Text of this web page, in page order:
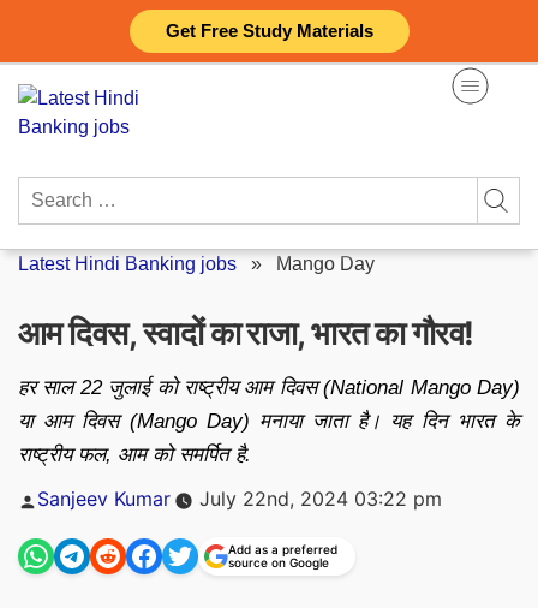
Get Free Study Materials
content
Search
Latest Hindi Banking jobs » Mango Day
आम दिवस, स्वादों का राजा, भारत का गौरव!
हर साल 22 जुलाई को राष्ट्रीय आम दिवस (National Mango Day)
या आम दिवस (Mango Day) मनाया जाता है। यह दिन भारत के
राष्ट्रीय फल, आम को समर्पित है.
Posted
Sanjeev Kumar July 22nd, 2024 03:22 pm
Add as a preferred
source on Google